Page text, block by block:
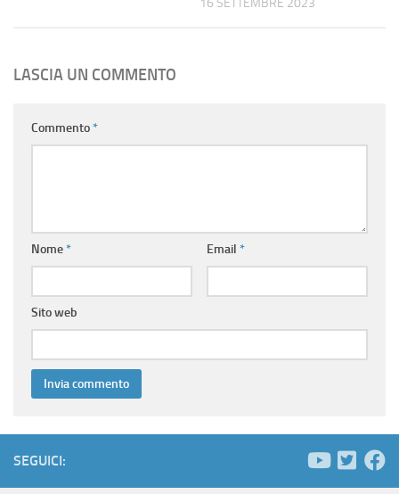
16 SETTEMBRE 2023
LASCIA UN COMMENTO
Commento*
Nome* Email *
Sito web
SEGUICI: